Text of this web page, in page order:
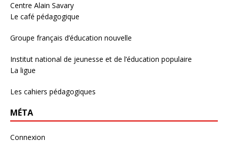
Centre Alain Savary
Le café pédagogique
Groupe français d’éducation nouvelle
Institut national de jeunesse et de l’éducation populaire
La ligue
Les cahiers pédagogiques
MÉTA
Connexion